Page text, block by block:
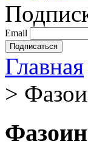
Email
Главная
>